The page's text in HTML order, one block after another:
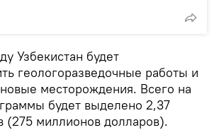
Узбекистан будет
геологоразведочные работы и
месторождения. Всего на
будет выделено 2,37
(275 миллионов долларов).